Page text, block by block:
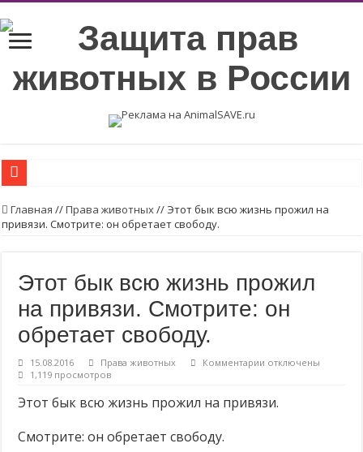
Возьмите в семью животное из приюта или с улицы.
Стерилизуйте животных
Молоко — без слёз коров и телят! ❤
Продажа кошек, собак и кроликов запрещена!
Цирки без животных
Вегетарианские продукты с высоким содержанием протеинов
Не носите, не дарите, не покупайте МЕХ!
Главная //Права животных// Этот бык всю жизнь прожил на
привязи. Смотрите: он обретает свободу.
Этот бык всю жизнь прожил
на привязи. Смотрите: он
обретает свободу.
15.08.2016 Права животных Комментарии к
бык
всю
отключены
1,119 просмотров
Этот бык всю жизнь прожил на привязи.
Смотрите: он обретает свободу.